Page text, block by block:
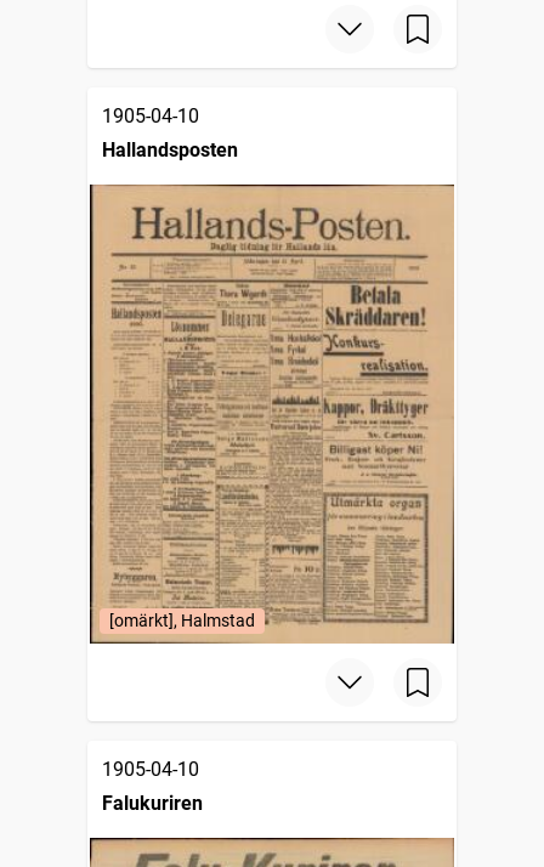
1905-04-10
Hallandsposten
[omärkt], Halmstad
1905-04-10
Falukuriren